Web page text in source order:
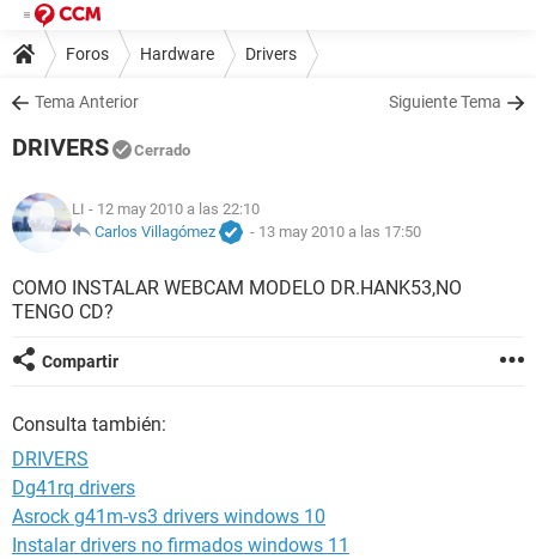
Foros Hardware Drivers
Tema Anterior Siguiente Tema
DRIVERS Cerrado
LI - 12 may 2010 a las 22:10
Carlos Villagómez
- 13 may 2010 a las 17:50
COMO INSTALAR WEBCAM MODELO DR.HANK53,NO
TENGO CD?
Compartir
Consulta también:
DRIVERS
Dg41rq drivers
Asrock g41m-vs3 drivers windows 10
Instalar drivers no firmados windows 11